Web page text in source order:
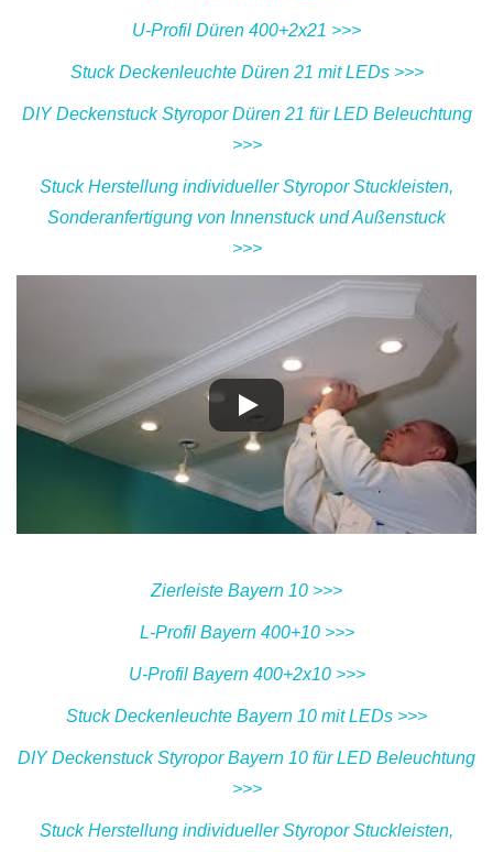
U-Profil Düren 400+2x21 >>>
Stuck Deckenleuchte Düren 21 mit LEDs >>>
DIY Deckenstuck Styropor Düren 21 für LED Beleuchtung
>>>
Stuck Herstellung individueller Styropor Stuckleisten,
Sonderanfertigung von Innenstuck und Außenstuck
>>>
Zierleiste Bayern 10 >>>
L-Profil Bayern 400+10 >>>
U-Profil Bayern 400+2x10 >>>
Stuck Deckenleuchte Bayern 10 mit LEDs >>>
DIY Deckenstuck Styropor Bayern 10 für LED Beleuchtung
>>>
Stuck Herstellung individueller Styropor Stuckleisten,